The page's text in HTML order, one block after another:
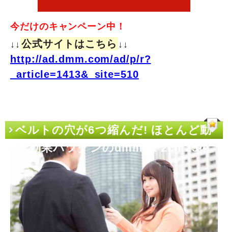
今だけのキャンペーン中！
↓↓ 公式サイトはこちら ↓↓
http://ad.dmm.com/ad/p/r?
_article=1413&_site=510
ベルトの穴が6つ縮んだ! ほとんど動
かず効果バツグンのdmm fx 2ch 25術